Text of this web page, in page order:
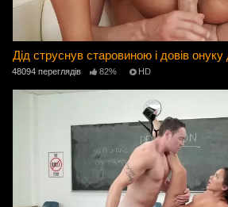
Дід струснув старовиною і довів
48094 переглядів 82% HD